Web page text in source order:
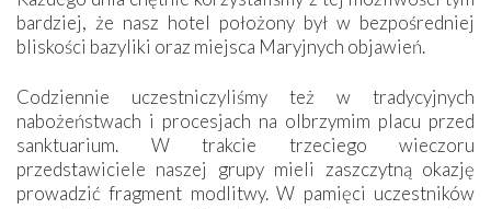
bardziej, że nasz hotel położony był w bezpośredniej
bliskości bazyliki oraz miejsca Maryjnych objawień.
Codziennie uczestniczyliśmy też w tradycyjnych
nabożeństwach i procesjach na olbrzymim placu przed
sanktuarium. W trakcie trzeciego wieczoru
przedstawiciele naszej grupy mieli zaszczytną okazję
prowadzić fragment modlitwy. W pamięci uczestników